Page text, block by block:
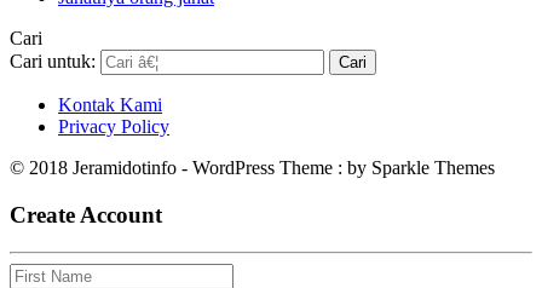
Cari
Cari untuk:
Kontak Kami
Privacy Policy
© 2018 Jeramidotinfo - WordPress Theme : by Sparkle Themes
Create Account